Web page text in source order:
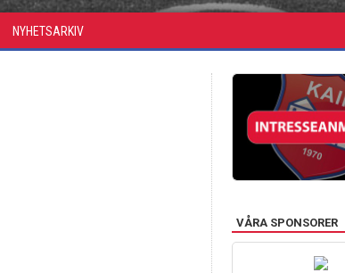
NYHETSARKIV
VÅRA SPONSORER